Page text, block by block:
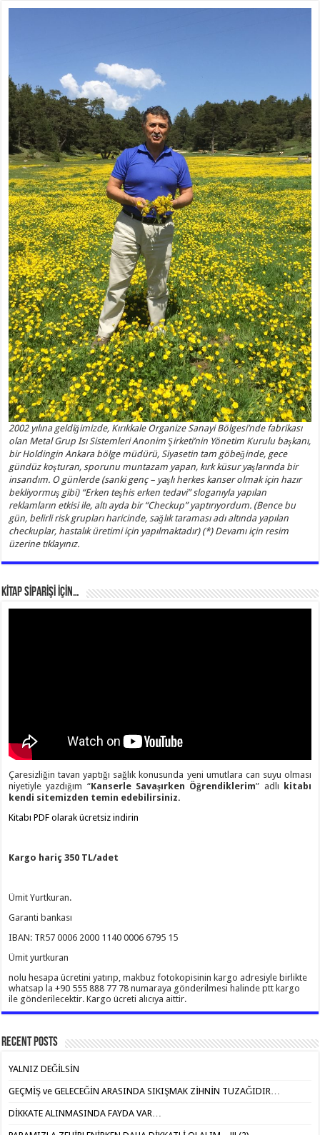
2002 yılına geldiğimizde, Kırıkkale Organize Sanayi Bölgesi’nde fabrikası
olan Metal Grup Isı Sistemleri Anonim Şirketi’nin Yönetim Kurulu başkanı,
bir Holdingin Ankara bölge müdürü, Siyasetin tam göbeğinde, gece
gündüz koşturan, sporunu muntazam yapan, kırk küsur yaşlarında bir
insandım. O günlerde (sanki genç – yaşlı herkes kanser olmak için hazır
bekliyormuş gibi) “Erken teşhis erken tedavi” sloganıyla yapılan
reklamların etkisi ile, altı ayda bir “Checkup” yaptırıyordum. (Bence bu
gün, belirli risk grupları haricinde, sağlık taraması adı altında yapılan
checkuplar, hastalık üretimi için yapılmaktadır) (*) Devamı için resim
üzerine tıklayınız.
KİTAP SİPARİŞİ İÇİN…
Çaresizliğin tavan yaptığı sağlık konusunda yeni umutlara can suyu olması
niyetiyle yazdığım “Kanserle Savaşırken Öğrendiklerim” adlı kitabı
kendi sitemizden temin edebilirsiniz.
Kitabı PDF olarak ücretsiz indirin
Kargo hariç 350 TL/adet
Ümit Yurtkuran.
Garanti bankası
IBAN: TR57 0006 2000 1140 0006 6795 15
Ümit yurtkuran
nolu hesapa ücretini yatırıp, makbuz fotokopisinin kargo adresiyle birlikte
whatsap la +90 555 888 77 78 numaraya gönderilmesi halinde ptt kargo
ile gönderilecektir. Kargo ücreti alıcıya aittir.
Recent Posts
YALNIZ DEĞİLSİN
GEÇMİŞ ve GELECEĞİN ARASINDA SIKIŞMAK ZİHNİN TUZAĞIDIR…
DİKKATE ALINMASINDA FAYDA VAR…